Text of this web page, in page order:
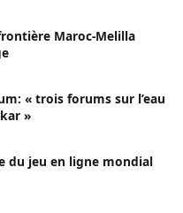
Maroc-Melilla
« trois forums sur l’eau
»
du jeu en ligne mondial